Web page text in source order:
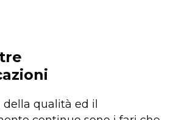
della qualità ed il